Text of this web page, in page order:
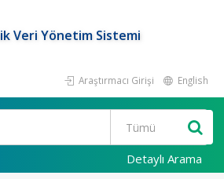
Veri Yönetim Sistemi
Araştırmacı Girişi English
Detaylı Arama